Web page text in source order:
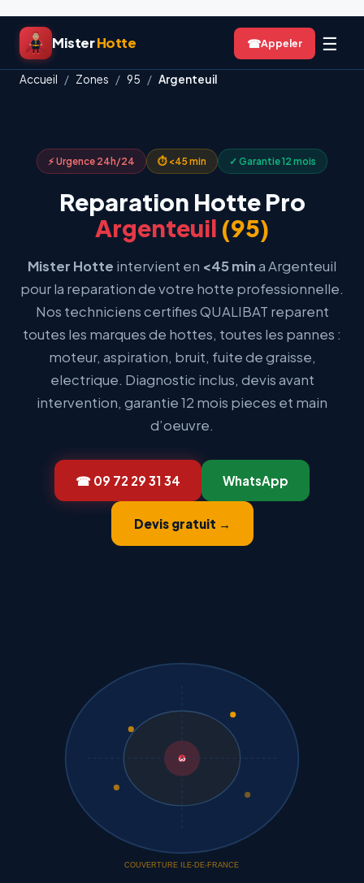
Aller
contenu
MisterHotte ☎ ☰
Accueil / Zones / 95 / Argenteuil
⚡ Urgence 24h/24 ⏱ <45 min ✓ Garantie 12 mois
Reparation Hotte Pro
Argenteuil (95)
Mister Hotte intervient en <45 mina Argenteuil
pour la reparation de votre hotte professionnelle.
Nos techniciens certifies QUALIBAT reparent
toutes les marques de hottes, toutes les pannes :
moteur, aspiration, bruit, fuite de graisse,
electrique. Diagnostic inclus, devis avant
intervention, garantie 12 mois pieces et main
d’oeuvre.
☎ 09 72 29 31 34 WhatsApp
Devis gratuit →
QG
COUVERTURE ILE-DE-FRANCE